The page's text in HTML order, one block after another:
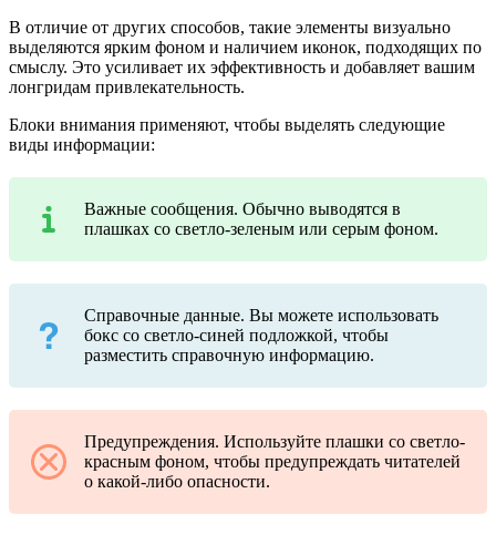
В отличие от других способов, такие элементы визуально
выделяются ярким фоном и наличием иконок, подходящих по
смыслу. Это усиливает их эффективность и добавляет вашим
лонгридам привлекательность.
Блоки внимания применяют, чтобы выделять следующие
виды информации:
Важные сообщения. Обычно выводятся в
плашках со светло-зеленым или серым фоном.
Справочные данные. Вы можете использовать
бокс со светло-синей подложкой, чтобы
разместить справочную информацию.
Предупреждения. Используйте плашки со светло-
красным фоном, чтобы предупреждать читателей
о какой-либо опасности.